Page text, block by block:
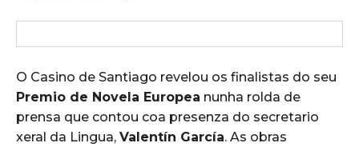
O Casino de Santiago revelou os finalistas do seu
Premio de Novela Europea nunha rolda de
prensa que contou coa presenza do secretario
xeral da Lingua, Valentín García. As obras